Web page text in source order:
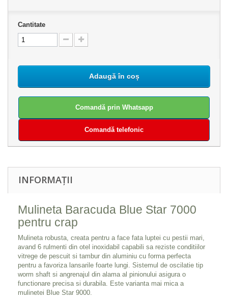
Cantitate
Adaugă în coș
Comandă prin Whatsapp
Comandă telefonic
INFORMAȚII
Mulineta Baracuda Blue Star 7000
pentru crap
Mulineta robusta, creata pentru a face fata luptei cu pestii mari,
avand 6 rulmenti din otel inoxidabil capabili sa reziste conditiilor
vitrege de pescuit si tambur din aluminiu cu forma perfecta
pentru a favoriza lansarile foarte lungi. Sistemul de oscilatie tip
worm shaft si angrenajul din alama al pinionului asigura o
functionare precisa si durabila. Este varianta mai mica a
mulinetei Blue Star 9000.